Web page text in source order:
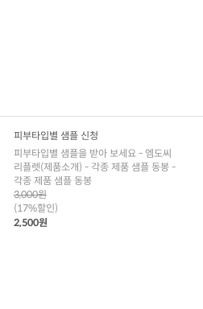
피부타입별 샘플 신청
피부타입별 샘플을 받아 보세요 - 엠도씨
리플렛(제품소개) - 각종 제품 샘플 동봉 -
각종 제품 샘플 동봉
3,000원
(17%할인)
2,500원